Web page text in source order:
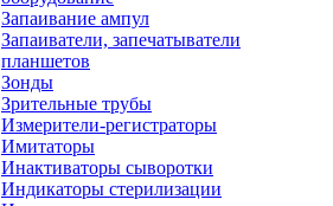
Запаивание ампул
Запаиватели, запечатыватели
планшетов
Зонды
Зрительные трубы
Измерители-регистраторы
Имитаторы
Инактиваторы сыворотки
Индикаторы стерилизации